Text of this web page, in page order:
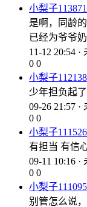
小梨子
是啊，同龄
已经为爷爷
11-12 20:54 ·
0 0
小梨子
少年担负起
09-26 21:57 ·
0 0
小梨子
有担当 有信
09-11 10:16 ·
0 0
小梨子
别管怎么说